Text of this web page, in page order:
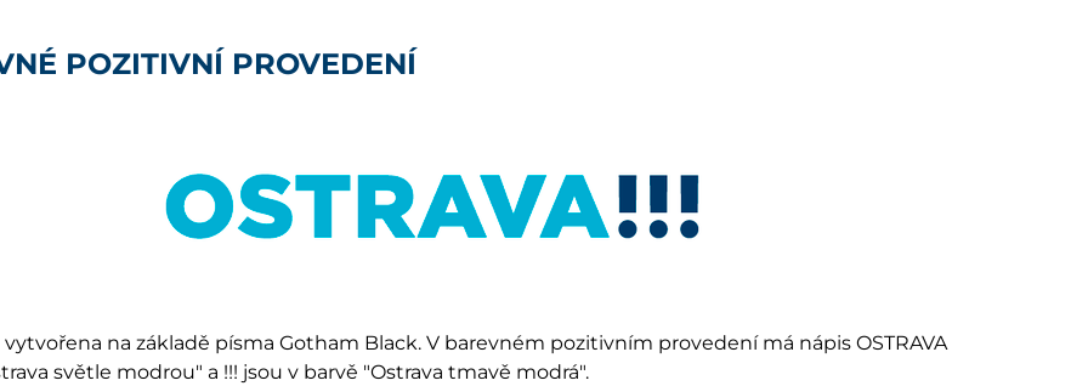
POZITIVNÍ PROVEDENÍ
vytvořena na základě písma Gotham Black. V barevném pozitivním provedení má nápis OSTRAVA
světle modrou" a !!! jsou v barvě "Ostrava tmavě modrá".